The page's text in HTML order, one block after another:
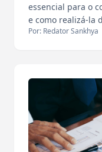
essencial para o
e como realizá-la
Por: Redator Sankhya